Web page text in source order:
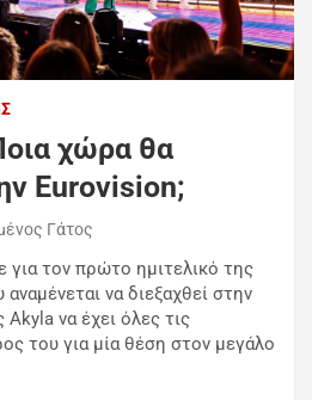
χώρα θα
Eurovision;
Γάτος
για τον πρώτο ημιτελικό της
να διεξαχθεί στην
Akyla να έχει όλες τις
του για μία θέση στον μεγάλο